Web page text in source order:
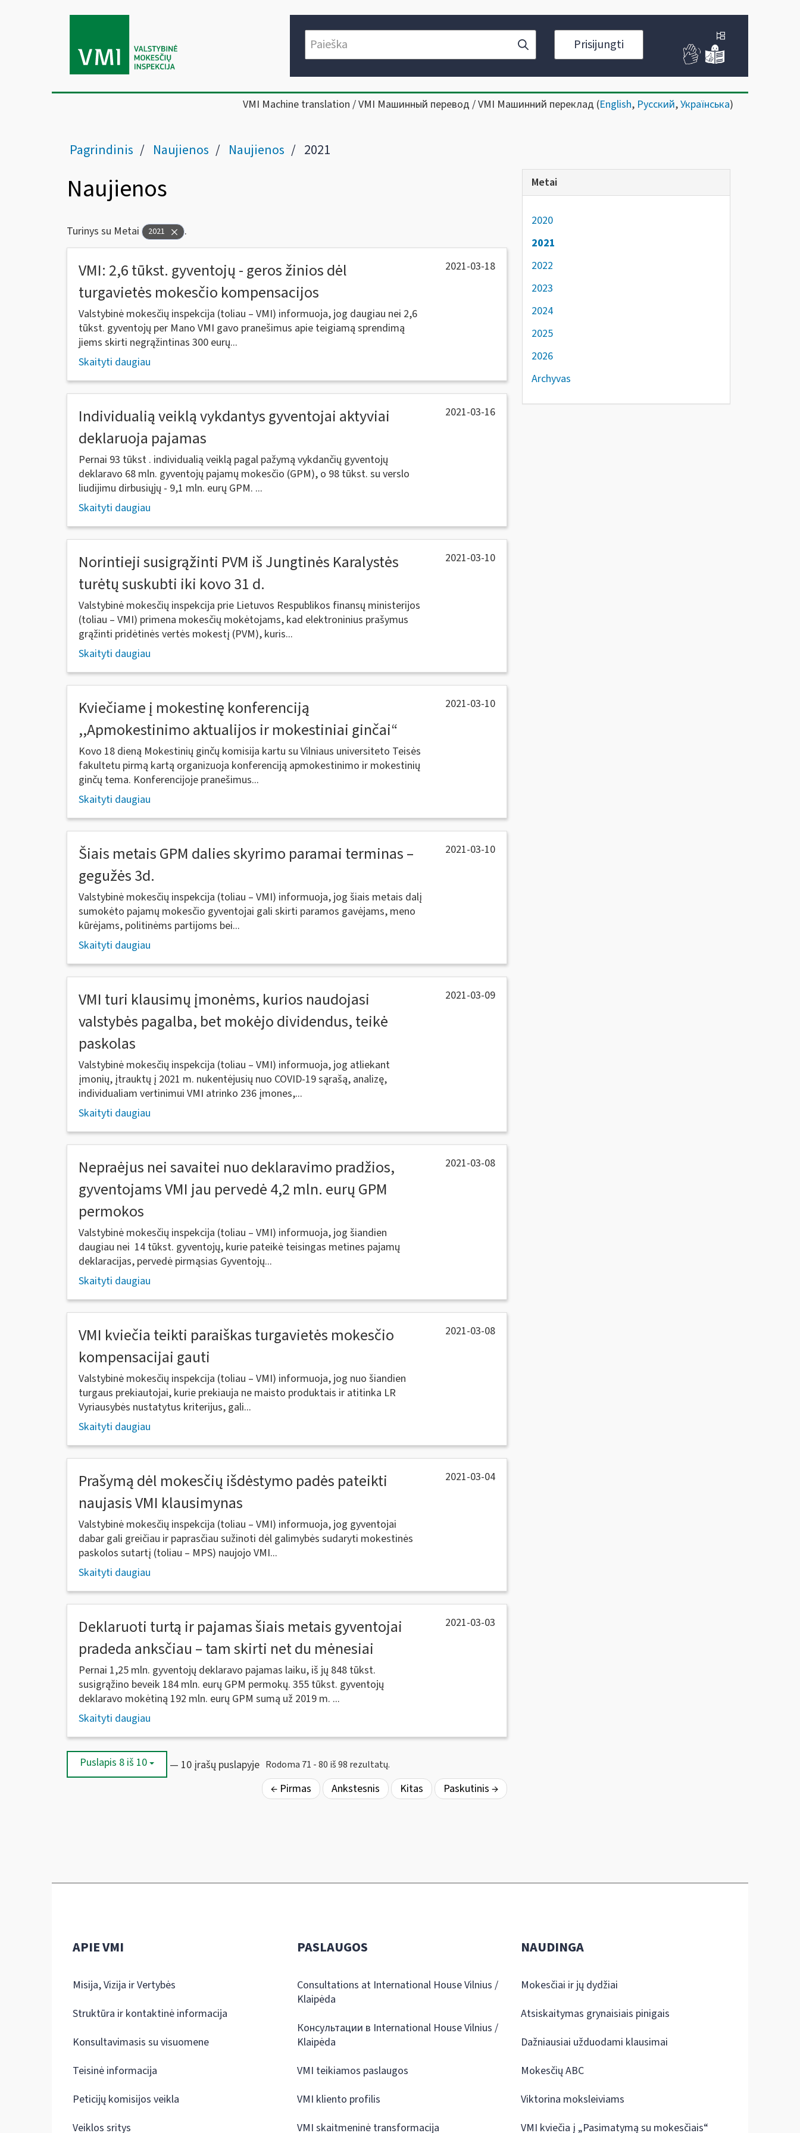
Prisijungti
VMI Machine translation / VMI Машинный перевод / VMI Машинний переклад (English, Русский,Українська)
Pagrindinis Naujienos Naujienos 2021
Naujienos
Turinys su Metai 2021 .
VMI: 2,6 tūkst. gyventojų - geros žinios dėl
turgavietės mokesčio kompensacijos
2021-03-18
Valstybinė mokesčių inspekcija (toliau – VMI) informuoja, jog daugiau nei 2,6
tūkst. gyventojų per Mano VMI gavo pranešimus apie teigiamą sprendimą
jiems skirti negrąžintinas 300 eurų...
Skaityti daugiau
Individualią veiklą vykdantys gyventojai aktyviai
deklaruoja pajamas
2021-03-16
Pernai 93 tūkst . individualią veiklą pagal pažymą vykdančių gyventojų
deklaravo 68 mln. gyventojų pajamų mokesčio (GPM), o 98 tūkst. su verslo
liudijimu dirbusiųjų - 9,1 mln. eurų GPM. ...
Skaityti daugiau
Norintieji susigrąžinti PVM iš Jungtinės Karalystės
turėtų suskubti iki kovo 31 d.
2021-03-10
Valstybinė mokesčių inspekcija prie Lietuvos Respublikos finansų ministerijos
(toliau – VMI) primena mokesčių mokėtojams, kad elektroninius prašymus
grąžinti pridėtinės vertės mokestį (PVM), kuris...
Skaityti daugiau
Kviečiame į mokestinę konferenciją
,,Apmokestinimo aktualijos ir mokestiniai ginčai“
2021-03-10
Kovo 18 dieną Mokestinių ginčų komisija kartu su Vilniaus universiteto Teisės
fakultetu pirmą kartą organizuoja konferenciją apmokestinimo ir mokestinių
ginčų tema. Konferencijoje pranešimus...
Skaityti daugiau
Šiais metais GPM dalies skyrimo paramai terminas –
gegužės 3d.
2021-03-10
Valstybinė mokesčių inspekcija (toliau – VMI) informuoja, jog šiais metais dalį
sumokėto pajamų mokesčio gyventojai gali skirti paramos gavėjams, meno
kūrėjams, politinėms partijoms bei...
Skaityti daugiau
VMI turi klausimų įmonėms, kurios naudojasi
valstybės pagalba, bet mokėjo dividendus, teikė
paskolas
2021-03-09
Valstybinė mokesčių inspekcija (toliau – VMI) informuoja, jog atliekant
įmonių, įtrauktų į 2021 m. nukentėjusių nuo COVID-19 sąrašą, analizę,
individualiam vertinimui VMI atrinko 236 įmones,...
Skaityti daugiau
Nepraėjus nei savaitei nuo deklaravimo pradžios,
gyventojams VMI jau pervedė 4,2 mln. eurų GPM
permokos
2021-03-08
Valstybinė mokesčių inspekcija (toliau – VMI) informuoja, jog šiandien
daugiau nei 14 tūkst. gyventojų, kurie pateikė teisingas metines pajamų
deklaracijas, pervedė pirmąsias Gyventojų...
Skaityti daugiau
VMI kviečia teikti paraiškas turgavietės mokesčio
kompensacijai gauti
2021-03-08
Valstybinė mokesčių inspekcija (toliau – VMI) informuoja, jog nuo šiandien
turgaus prekiautojai, kurie prekiauja ne maisto produktais ir atitinka LR
Vyriausybės nustatytus kriterijus, gali...
Skaityti daugiau
Prašymą dėl mokesčių išdėstymo padės pateikti
naujasis VMI klausimynas
2021-03-04
Valstybinė mokesčių inspekcija (toliau – VMI) informuoja, jog gyventojai
dabar gali greičiau ir paprasčiau sužinoti dėl galimybės sudaryti mokestinės
paskolos sutartį (toliau – MPS) naujojo VMI...
Skaityti daugiau
Deklaruoti turtą ir pajamas šiais metais gyventojai
pradeda anksčiau – tam skirti net du mėnesiai
2021-03-03
Pernai 1,25 mln. gyventojų deklaravo pajamas laiku, iš jų 848 tūkst.
susigrąžino beveik 184 mln. eurų GPM permokų. 355 tūkst. gyventojų
deklaravo mokėtiną 192 mln. eurų GPM sumą už 2019 m. ...
Skaityti daugiau
Puslapis 8 iš 10 — 10 įrašų puslapyje Rodoma 71 - 80 iš 98 rezultatų.
← Pirmas Ankstesnis Kitas Paskutinis →
Metai
2020
2021
2022
2023
2024
2025
2026
Archyvas
APIE VMI
Misija, Vizija ir Vertybės
Struktūra ir kontaktinė informacija
Konsultavimasis su visuomene
Teisinė informacija
Peticijų komisijos veikla
Veiklos sritys
PASLAUGOS
Consultations at International House Vilnius /
Klaipėda
Консультации в International House Vilnius /
Klaipėda
VMI teikiamos paslaugos
VMI kliento profilis
VMI skaitmeninė transformacija
NAUDINGA
Mokesčiai ir jų dydžiai
Atsiskaitymas grynaisiais pinigais
Dažniausiai užduodami klausimai
Mokesčių ABC
Viktorina moksleiviams
VMI kviečia į „Pasimatymą su mokesčiais“